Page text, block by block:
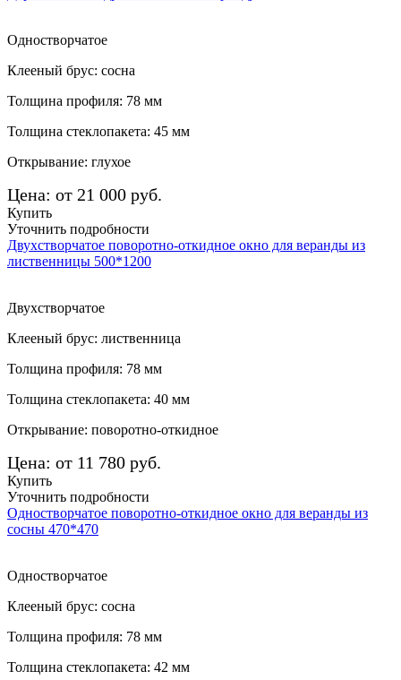
Одностворчатое
Клееный брус: сосна
Толщина профиля: 78 мм
Толщина стеклопакета: 45 мм
Открывание: глухое
Цена: от 21 000 руб.
Купить
Уточнить подробности
Двухстворчатое поворотно-откидное окно для веранды из
лиственницы 500*1200
Двухстворчатое
Клееный брус: лиственница
Толщина профиля: 78 мм
Толщина стеклопакета: 40 мм
Открывание: поворотно-откидное
Цена: от 11 780 руб.
Купить
Уточнить подробности
Одностворчатое поворотно-откидное окно для веранды из
сосны 470*470
Одностворчатое
Клееный брус: сосна
Толщина профиля: 78 мм
Толщина стеклопакета: 42 мм